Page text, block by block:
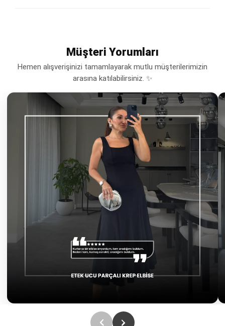
Müşteri Yorumları
Hemen alışverişinizi tamamlayarak mutlu müşterilerimizin
arasına katılabilirsiniz. ✨